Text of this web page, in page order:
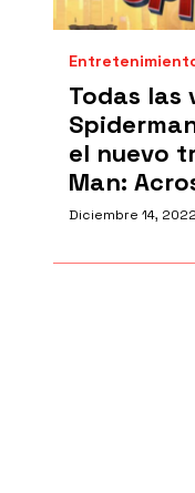
Todas las
el nuevo
Man:
Diciembre 14, 2022